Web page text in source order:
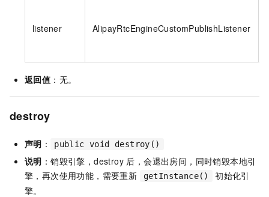
listener AlipayRtcEngineCustomPublishListener
返回值 ：无。
destroy
声明 ： public void destroy()
说明 ：销毁引擎，destroy 后，会退出房间，同时销毁本地引
擎，再次使用功能，需要重新
getInstance()
初始化引
擎。